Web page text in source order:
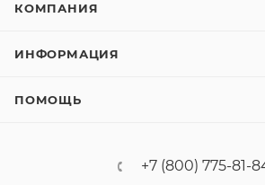
КОМПАНИЯ
ИНФОРМАЦИЯ
ПОМОЩЬ
+7 (800) 775-81-